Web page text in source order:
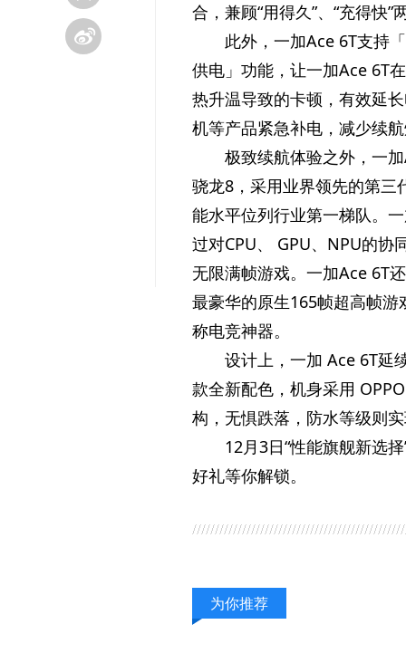
合，兼顾“用得久”、“充得快
此外，一加Ace 6T支持
供电」功能，让一加Ace 6T
热升温导致的卡顿，有效延
机等产品紧急补电，减少续
极致续航体验之外，一
骁龙8，采用业界领先的第
能水平位列行业第一梯队。
过对CPU、 GPU、NPU的协
无限满帧游戏。一加Ace 6T
最豪华的原生165帧超高帧
称电竞神器。
设计上，一加 Ace 6T延
款全新配色，机身采用
构，无惧跌落，防水等级则
12月3日“性能旗舰新选
好礼等你解锁。
为你推荐